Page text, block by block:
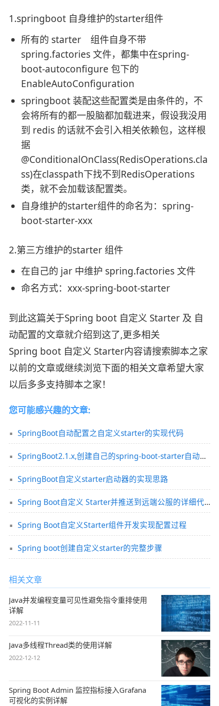
1.springboot 自身维护的starter组件
所有的 starter 组件自身不带
spring.factories 文件，都集中在spring-
boot-autoconfigure 包下的
EnableAutoConfiguration
springboot 装配这些配置类是由条件的，不
会将所有的都一股脑都加载进来，假设我没用
到 redis 的话就不会引入相关依赖包，这样根
据
@ConditionalOnClass(RedisOperations.cla
ss)在classpath下找不到RedisOperations
类，就不会加载该配置类。
自身维护的starter组件的命名为：spring-
boot-starter-xxx
2.第三方维护的starter 组件
在自己的 jar 中维护 spring.factories 文件
命名方式：xxx-spring-boot-starter
到此这篇关于Spring boot 自定义 Starter 及 自
动配置的文章就介绍到这了,更多相关
Spring boot 自定义 Starter内容请搜索脚本之家
以前的文章或继续浏览下面的相关文章希望大家
以后多多支持脚本之家！
您可能感兴趣的文章:
SpringBoot自动配置之自定义starter的实现代码
SpringBoot2.1.x,创建自己的spring-boot-starter自动配置模块操作
SpringBoot自定义starter启动器的实现思路
Spring Boot自定义 Starter并推送到远端公服的详细代码
Spring Boot自定义Starter组件开发实现配置过程
Spring boot创建自定义starter的完整步骤
相关文章
Java并发编程变量可见性避免指令重排使用
详解
2022-11-11
Java多线程Thread类的使用详解
2022-12-12
Spring Boot Admin 监控指标接入Grafana
可视化的实例详解